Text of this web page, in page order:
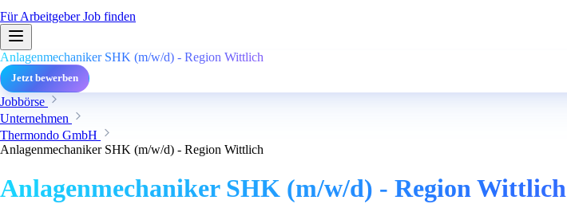
Für ArbeitgeberJob finden
Anlagenmechaniker SHK (m/w/d) - Region Wittlich
Jetzt bewerben
Jobbörse
Unternehmen
Thermondo GmbH
Anlagenmechaniker SHK (m/w/d) - Region Wittlich
Anlagenmechaniker SHK (m/w/d) - Region Wittlich